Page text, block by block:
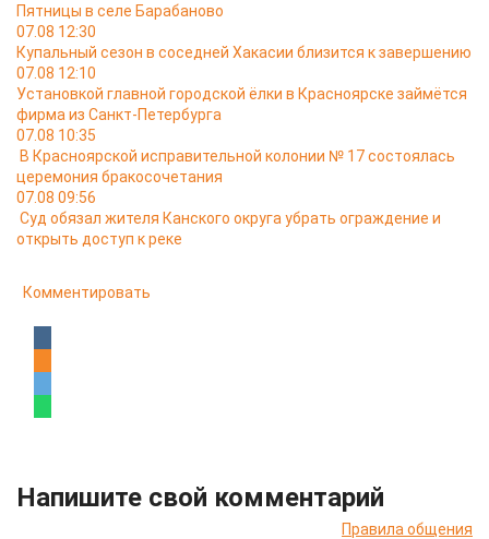
Пятницы в селе Барабаново
07.08 12:30
Купальный сезон в соседней Хакасии близится к завершению
07.08 12:10
Установкой главной городской ёлки в Красноярске займётся
фирма из Санкт-Петербурга
07.08 10:35
В Красноярской исправительной колонии № 17 состоялась
церемония бракосочетания
07.08 09:56
Суд обязал жителя Канского округа убрать ограждение и
открыть доступ к реке
Комментировать
Напишите свой комментарий
Правила общения